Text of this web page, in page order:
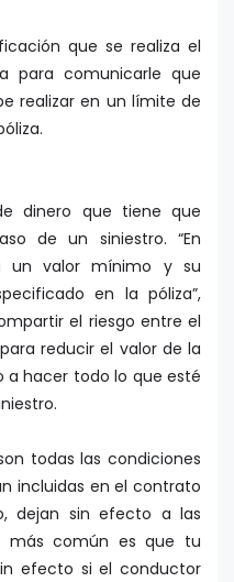
que se realiza el
para comunicarle que
realizar en un límite de
dinero que tiene que
de un siniestro. “En
un valor mínimo y su
en la póliza”,
el riesgo entre el
reducir el valor de la
a hacer todo lo que esté
todas las condiciones
incluidas en el contrato
dejan sin efecto a las
más común es que tu
efecto si el conductor